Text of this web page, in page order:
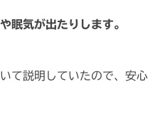
眠気が出たりします。
て説明していたので、安心